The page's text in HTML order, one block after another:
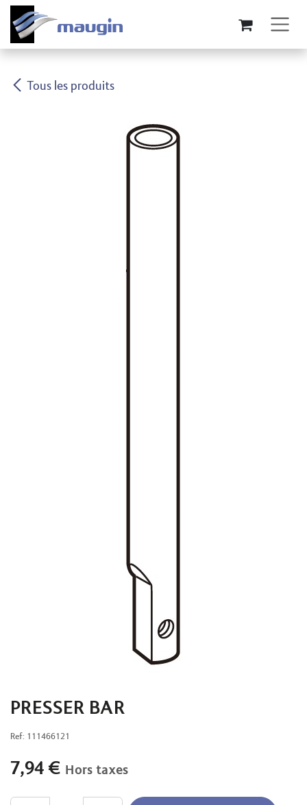
Se rendre au contenu
Tous les produits
PRESSER BAR
Ref: 111466121
7,94 € Hors taxes